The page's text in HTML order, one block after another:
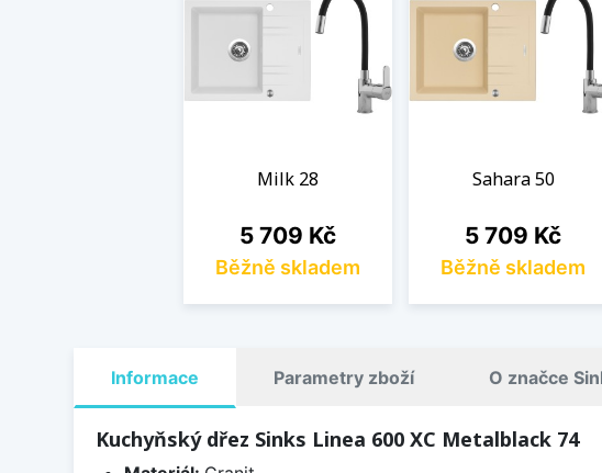
Milk 28
Cena
5 709 Kč
Běžně skladem
Sahara 50
Cena
5 709 Kč
Běžně skladem
Informace Parametry zboží O značce
Kuchyňský dřez Sinks Linea 600 XC Metalblack 74